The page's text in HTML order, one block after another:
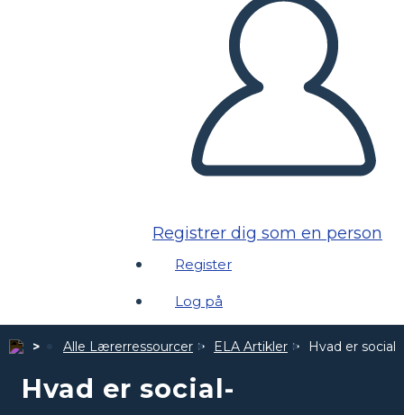
Registrer dig som en person
Register
Log på
Alle Lærerressourcer ELA Artikler Hvad er
Hvad er social-